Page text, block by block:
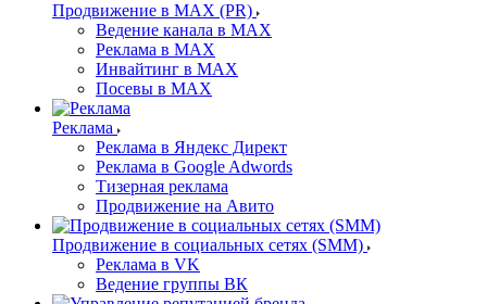
Продвижение в MAX (PR)
Ведение канала в MAX
Реклама в MAX
Инвайтинг в MAX
Посевы в MAX
Реклама
Реклама в Яндекс Директ
Реклама в Google Adwords
Тизерная реклама
Продвижение на Авито
Продвижение в социальных сетях (SMM)
Реклама в VK
Ведение группы ВК